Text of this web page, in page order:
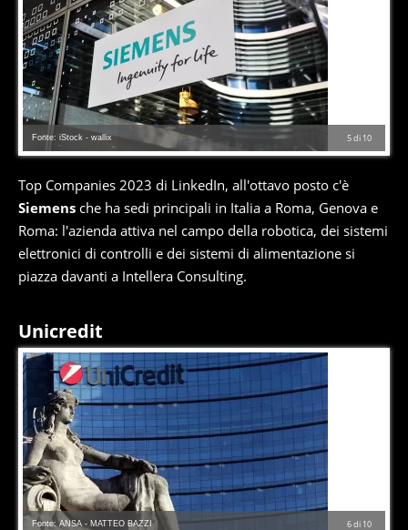
5di 10
Fonte: iStock - wallix
Top Companies 2023 di LinkedIn, all'ottavo posto c'è
Siemens che ha sedi principali in Italia a Roma, Genova e
Roma: l'azienda attiva nel campo della robotica, dei sistemi
elettronici di controlli e dei sistemi di alimentazione si
piazza davanti a Intellera Consulting.
Unicredit
6di 10
Fonte: ANSA - MATTEO BAZZI